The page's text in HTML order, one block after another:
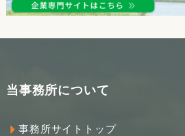
当事務所について
事務所サイトトップ